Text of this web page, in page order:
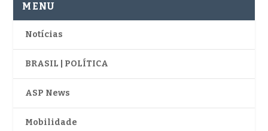
MENU
Notícias
BRASIL | POLÍTICA
ASP News
Mobilidade